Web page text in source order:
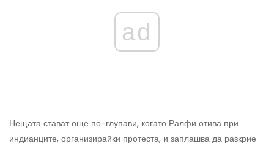
ad
Нещата стават още по-глупави, когато Ралфи отива при
индианците, организирайки протеста, и заплашва да разкрие